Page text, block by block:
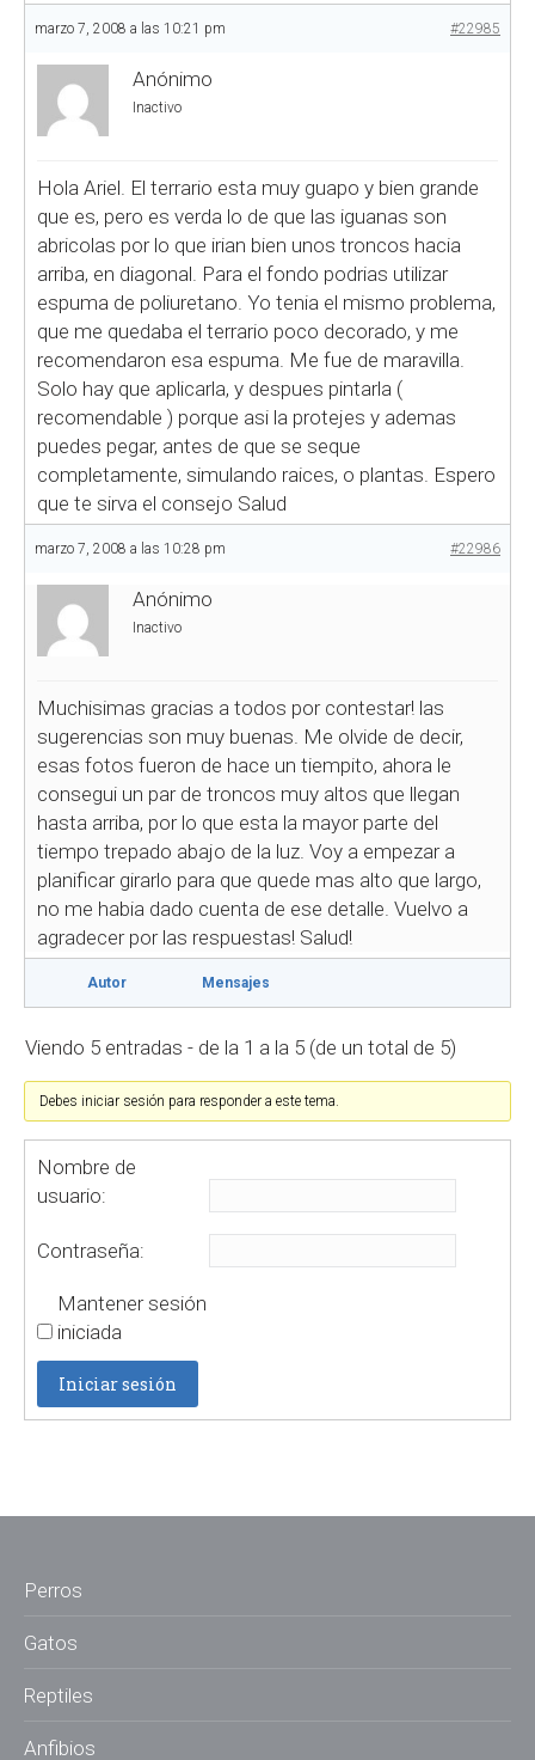
marzo 7, 2008 a las 10:21 pm #22985
Anónimo
Inactivo
Hola Ariel. El terrario esta muy guapo y bien grande
que es, pero es verda lo de que las iguanas son
abricolas por lo que irian bien unos troncos hacia
arriba, en diagonal. Para el fondo podrias utilizar
espuma de poliuretano. Yo tenia el mismo problema,
que me quedaba el terrario poco decorado, y me
recomendaron esa espuma. Me fue de maravilla.
Solo hay que aplicarla, y despues pintarla (
recomendable ) porque asi la protejes y ademas
puedes pegar, antes de que se seque
completamente, simulando raices, o plantas. Espero
que te sirva el consejo Salud
marzo 7, 2008 a las 10:28 pm #22986
Anónimo
Inactivo
Muchisimas gracias a todos por contestar! las
sugerencias son muy buenas. Me olvide de decir,
esas fotos fueron de hace un tiempito, ahora le
consegui un par de troncos muy altos que llegan
hasta arriba, por lo que esta la mayor parte del
tiempo trepado abajo de la luz. Voy a empezar a
planificar girarlo para que quede mas alto que largo,
no me habia dado cuenta de ese detalle. Vuelvo a
agradecer por las respuestas! Salud!
Autor Mensajes
Viendo 5 entradas - de la 1 a la 5 (de un total de 5)
Debes iniciar sesión para responder a este tema.
Nombre de
usuario:
Contraseña:
Mantener sesión
iniciada
Iniciar sesión
Perros
Gatos
Reptiles
Anfibios